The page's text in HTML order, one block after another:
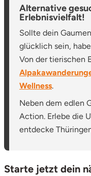
Alternative
Erlebnisvielfalt!
Sollte dein
glücklich sein,
Von der tierischen
Wellness.
Neben dem edlen
Action. Erlebe die
entdecke
Starte jetzt dein